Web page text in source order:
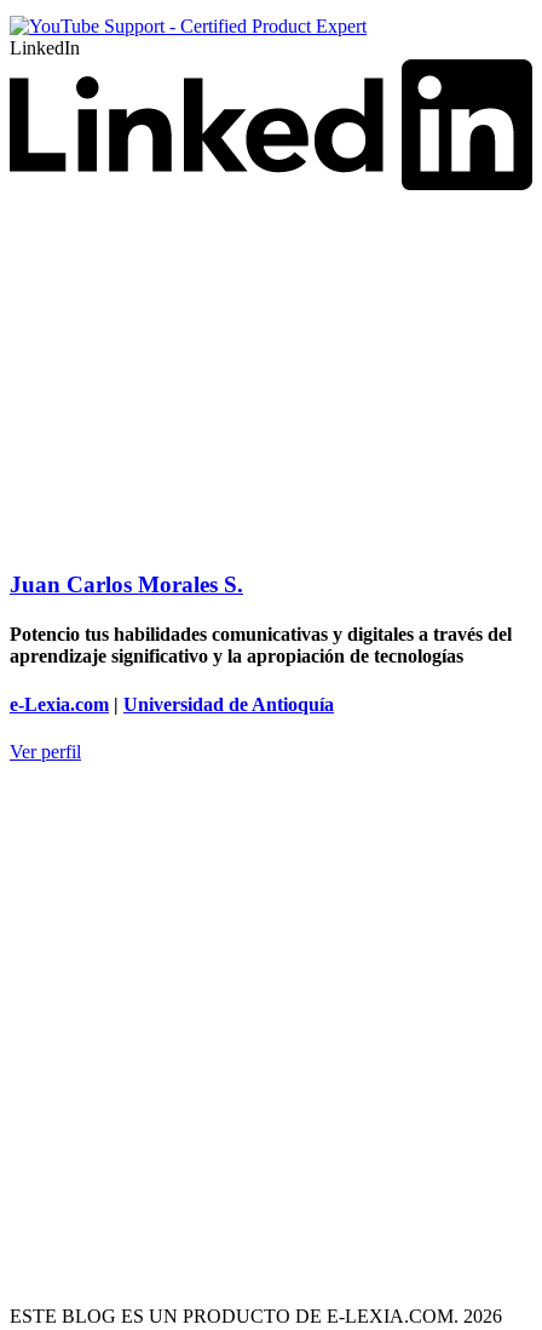
LinkedIn
Juan Carlos Morales S.
Potencio tus habilidades comunicativas y digitales a través del
aprendizaje significativo y la apropiación de tecnologías
e-Lexia.com | Universidad de Antioquía
Ver perfil
ESTE BLOG ES UN PRODUCTO DE E-LEXIA.COM. 2026